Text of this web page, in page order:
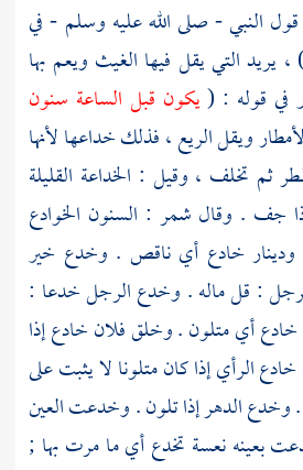
قول النبي - صلى الله عليه وسلم - في
يريد التي يقل فيها الغيث ويعم بها
في قوله : (يكون قبل الساعة سنون
ويقل الريع ، فذلك خداعها لأنها
ثم تخلف ، وقيل : الخداعة القليلة
جف . وقال شمر : السنون الخوادع
. ودينار خادع أي ناقص . وخدع خير
: قل ماله . وخدع الرجل خدعا :
أي متلون . وخلق فلان خادع إذا
الرأي إذا كان متلونا لا يثبت على
وخدع الدهر إذا تلون . وخدعت العين
بعينه نعسة تخدع أي ما مرت بها ;